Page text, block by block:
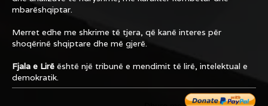
mbarëshqiptar.
Merret edhe me shkrime të tjera, që kanë interes për
shoqërinë shqiptare dhe më gjerë.
Fjala e Lirë është një tribunë e mendimit të lirë, intelektual e
demokratik.